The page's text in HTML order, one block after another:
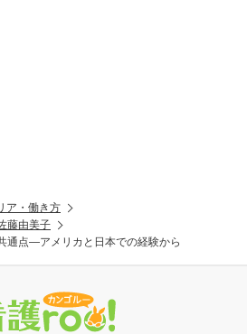
ア・働き方
藤由美子
通点―アメリカと日本での経験から